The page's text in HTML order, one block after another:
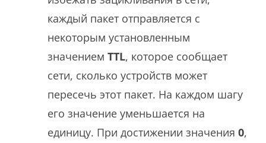
каждый пакет отправляется с
некоторым установленным
значением TTL, которое сообщает
сети, сколько устройств может
пересечь этот пакет. На каждом шагу
его значение уменьшается на
единицу. При достижении значения 0,